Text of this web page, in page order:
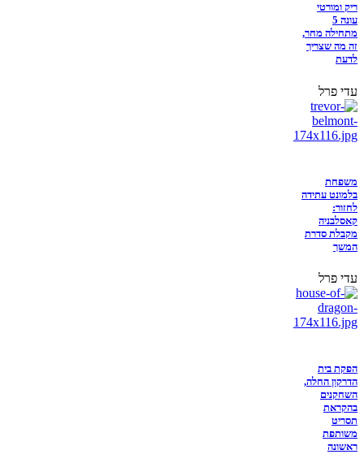
ריק ומורטי
עונה 5
מתחילה מחר,
זה מה שצריך
לדעת
עדי פרל
משפחת
בלמונט עתידה
לחזור:
קאסלבניה
מקבלת סדרת
המשך
עדי פרל
הפקת בית
הדרקון החלה,
השחקנים
בהקראת
תסריט
משותפת
ראשונה